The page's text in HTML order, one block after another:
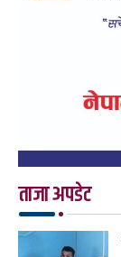
ताजा अपडेट